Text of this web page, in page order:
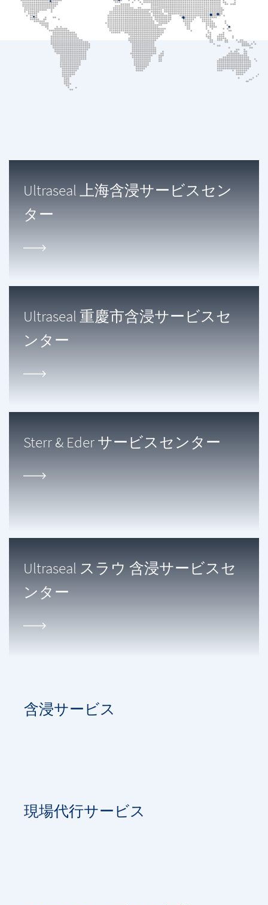
Ultraseal 上海含浸サービスセン
ター
Ultraseal 重慶市含浸サービスセ
ンター
Sterr & Eder サービスセンター
Ultraseal スラウ 含浸サービスセ
ンター
含浸サービス
現場代行サービス